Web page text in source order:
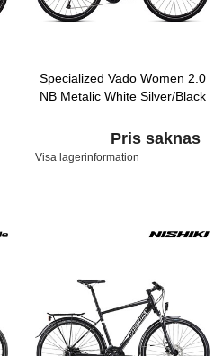
Specialized Vado Women 2.0
NB Metalic White Silver/Black
Pris saknas
Visa lagerinformation